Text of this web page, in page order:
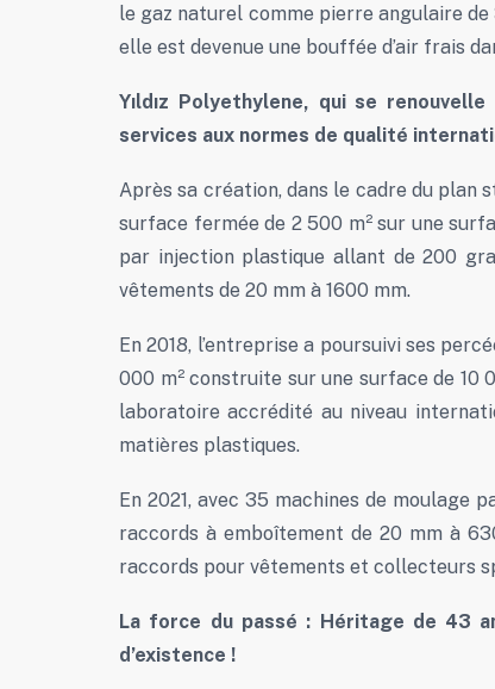
le gaz naturel comme pierre angulaire de
elle est devenue une bouffée d’air frais
Yıldız Polyethylene, qui se
services aux normes de qualité
Après sa création, dans le cadre du plan
surface fermée de 2 500 m² sur une
par injection plastique allant de 200
vêtements de 20 mm à 1600 mm.
En 2018, l’entreprise a poursuivi ses
000 m² construite sur une surface de 10
laboratoire accrédité au niveau
matières plastiques.
En 2021, avec 35 machines de
raccords à emboîtement de 20 mm à
raccords pour vêtements et collecteurs
La force du passé : Héritage de 43
d’existence !